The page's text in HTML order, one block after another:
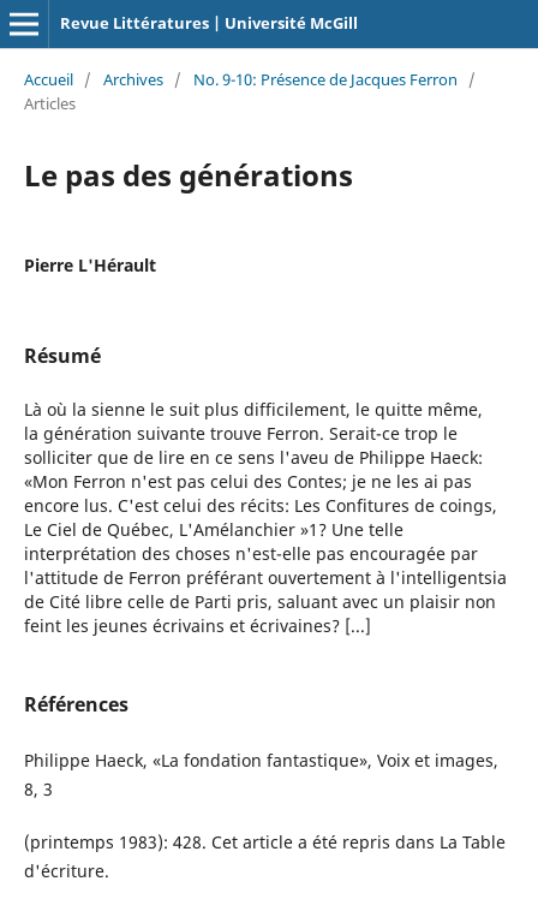
Revue Littératures | Université McGill
Accueil / Archives / No. 9-10: Présence de Jacques Ferron
/
Articles
Le pas des générations
Pierre L'Hérault
Résumé
Là où la sienne le suit plus difficilement, le quitte même,
la génération suivante trouve Ferron. Serait-ce trop le
solliciter que de lire en ce sens l'aveu de Philippe Haeck:
«Mon Ferron n'est pas celui des Contes; je ne les ai pas
encore lus. C'est celui des récits: Les Confitures de coings,
Le Ciel de Québec, L'Amélanchier »1? Une telle
interprétation des choses n'est-elle pas encouragée par
l'attitude de Ferron préférant ouvertement à l'intelligentsia
de Cité libre celle de Parti pris, saluant avec un plaisir non
feint les jeunes écrivains et écrivaines? [...]
Références
Philippe Haeck, «La fondation fantastique», Voix et images,
8, 3
(printemps 1983): 428. Cet article a été repris dans La Table
d'écriture.